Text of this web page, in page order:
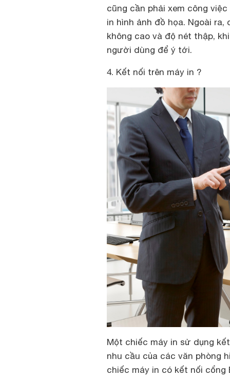
cũng cần phải xem công
in hình ảnh đồ họa. Ngoài
không cao và độ nét thập,
người dùng để ý tới.
4. Kết nối trên máy in ?
Một chiếc máy in sử dụng
nhu cầu của các văn phòng
chiếc máy in có kết nối